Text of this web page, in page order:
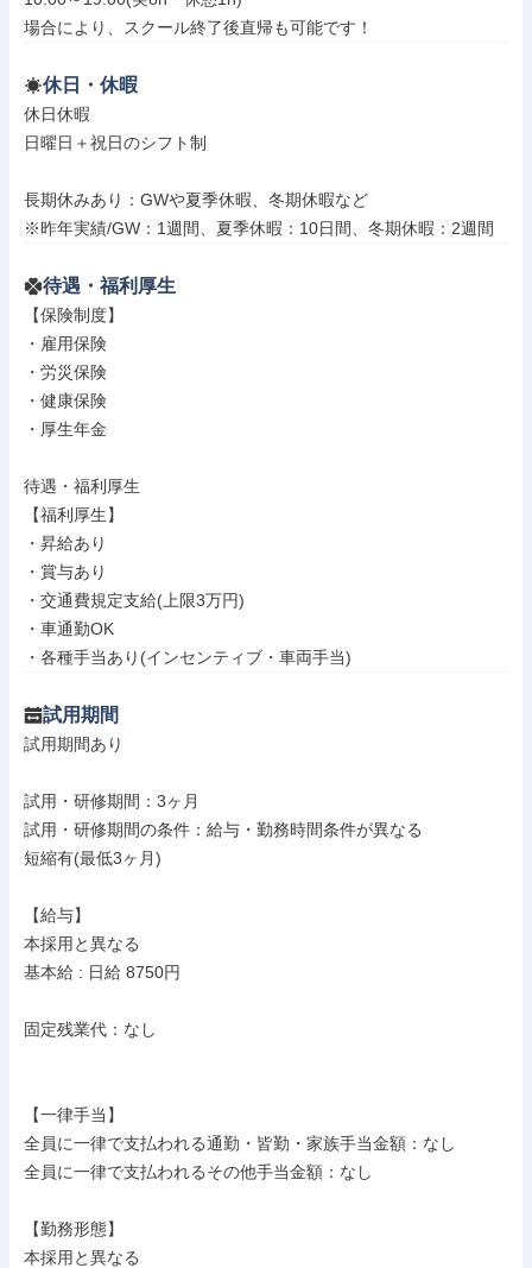
場合により、スクール終了後直帰も可能です！
休日・休暇
休日休暇
日曜日＋祝日のシフト制
長期休みあり：GWや夏季休暇、冬期休暇など
※昨年実績/GW：1週間、夏季休暇：10日間、冬期休暇：2週間
待遇・福利厚生
【保険制度】
・雇用保険
・労災保険
・健康保険
・厚生年金
待遇・福利厚生
【福利厚生】
・昇給あり
・賞与あり
・交通費規定支給(上限3万円)
・車通勤OK
・各種手当あり(インセンティブ・車両手当)
試用期間
試用期間あり
試用・研修期間：3ヶ月
試用・研修期間の条件：給与・勤務時間条件が異なる
短縮有(最低3ヶ月)
【給与】
本採用と異なる
基本給 : 日給 8750円
固定残業代：なし
【一律手当】
全員に一律で支払われる通勤・皆勤・家族手当金額：なし
全員に一律で支払われるその他手当金額：なし
【勤務形態】
本採用と異なる